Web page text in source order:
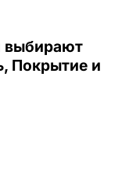
выбирают
Покрытие и